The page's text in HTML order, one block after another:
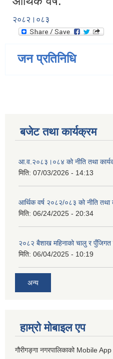
२०८२।०८३
जन प्रतिनिधि
बजेट तथा कार्यक्रम
आ.व.२०८३।०८४ को नीति तथा
मिति: 07/03/2026 - 14:13
आर्थिक वर्ष २०८२/०८३ को नीति तथा
मिति: 06/24/2025 - 20:34
२०८२ बैशाख महिनाको चालु र पुँजिगत
मिति: 06/04/2025 - 10:19
अन्य
हाम्रो माेबाइल एप
गौरीगङ्गा नगरपालिकाको Mobile App